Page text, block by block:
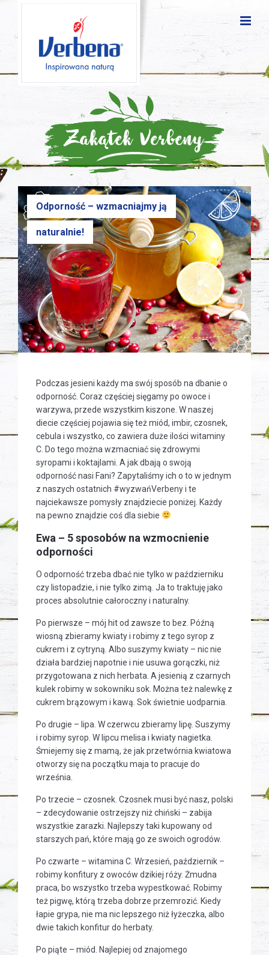
Odporność – wzmacniajmy ją
naturalnie!
Podczas jesieni każdy ma swój sposób na dbanie o
odporność. Coraz częściej sięgamy po owoce i
warzywa, przede wszystkim kiszone. W naszej
diecie częściej pojawia się też miód, imbir, czosnek,
cebula i wszystko, co zawiera duże ilości witaminy
C. Do tego można wzmacniać się zdrowymi
syropami i koktajlami. A jak dbają o swoją
odporność nasi Fani? Zapytaliśmy ich o to w jednym
z naszych ostatnich #wyzwańVerbeny i te
najciekawsze pomysły znajdziecie poniżej. Każdy
na pewno znajdzie coś dla siebie
Ewa – 5 sposobów na wzmocnienie
odporności
O odporność trzeba dbać nie tylko w październiku
czy listopadzie, i nie tylko zimą. Ja to traktuję jako
proces absolutnie całoroczny i naturalny.
Po pierwsze – mój hit od zawsze to bez. Późną
wiosną zbieramy kwiaty i robimy z tego syrop z
cukrem i z cytryną. Albo suszymy kwiaty – nic nie
działa bardziej napotnie i nie usuwa gorączki, niż
przygotowana z nich herbata. A jesienią z czarnych
kulek robimy w sokowniku sok. Można też nalewkę z
cukrem brązowym i kawą. Sok świetnie uodparnia.
Po drugie – lipa. W czerwcu zbieramy lipę. Suszymy
i robimy syrop. W lipcu melisa i kwiaty nagietka.
Śmiejemy się z mamą, że jak przetwórnia kwiatowa
otworzy się na początku maja to pracuje do
września.
Po trzecie – czosnek. Czosnek musi być nasz, polski
– zdecydowanie ostrzejszy niż chiński – zabija
wszystkie zarazki. Najlepszy taki kupowany od
starszych pań, które mają go ze swoich ogrodów.
Po czwarte – witamina C. Wrzesień, październik –
robimy konfitury z owoców dzikiej róży. Żmudna
praca, bo wszystko trzeba wypestkować. Robimy
też pigwę, którą trzeba dobrze przemrozić. Kiedy
łapie grypa, nie ma nic lepszego niż łyżeczka, albo
dwie takich konfitur do herbaty.
Po piąte – miód. Najlepiej od znajomego